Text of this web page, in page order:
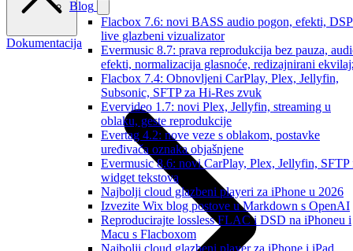
Blog
Flacbox 7.6: novi BASS audio pogon, efekti,
live glazbeni vizualizator
Evermusic 8.7: prava reprodukcija bez pauza,
efekti, normalizacija glasnoće, redizajnirani
Flacbox 7.4: Obnovljeni CarPlay, Plex, Jellyfin,
Subsonic, SFTP za Hi-Res zvuk
Evervideo 1.7: novi Plex, Jellyfin, streaming u
oblaku, geste reprodukcije
Evertag 4.2: nove veze s oblakom, postavke
uređivača oznaka objašnjene
Evermusic 8.6: novi CarPlay, Plex, Jellyfin, SFTP
widget tekstova
Najbolji cloud glazbeni playeri za iPhone u 2026
Izvezite Wix blog postove u Markdown s OpenAI
Reproducirajte lossless FLAC i DSD na iPhoneu i
Macu s Flacboxom
Najbolji cloud glazbeni player za iPhone i iPad
Dokumentacija